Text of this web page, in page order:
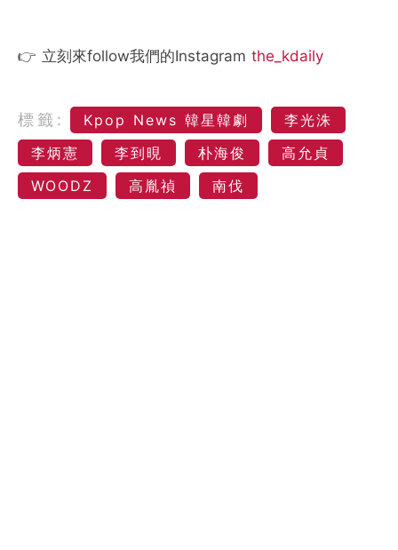
👉 立刻來follow我們的Instagram the_kdaily
標籤: Kpop News 韓星韓劇
李光洙
李炳憲
李到晛 朴海俊
高允貞
WOODZ
高胤禎 南伐